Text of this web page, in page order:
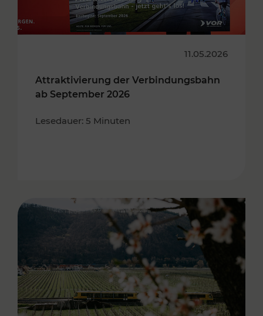
11.05.2026
Attraktivierung der Verbindungsbahn
ab September 2026
Lesedauer: 5 Minuten